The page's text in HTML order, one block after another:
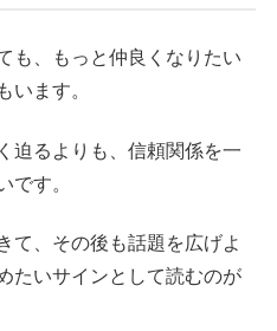
も、もっと仲良くなりたい
います。
迫るよりも、信頼関係を一
です。
て、その後も話題を広げよ
たいサインとして読むのが